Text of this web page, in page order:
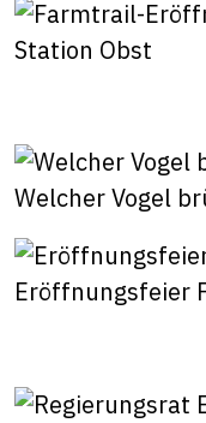
Station Obst
Welcher Vogel
Eröffnungsfeier